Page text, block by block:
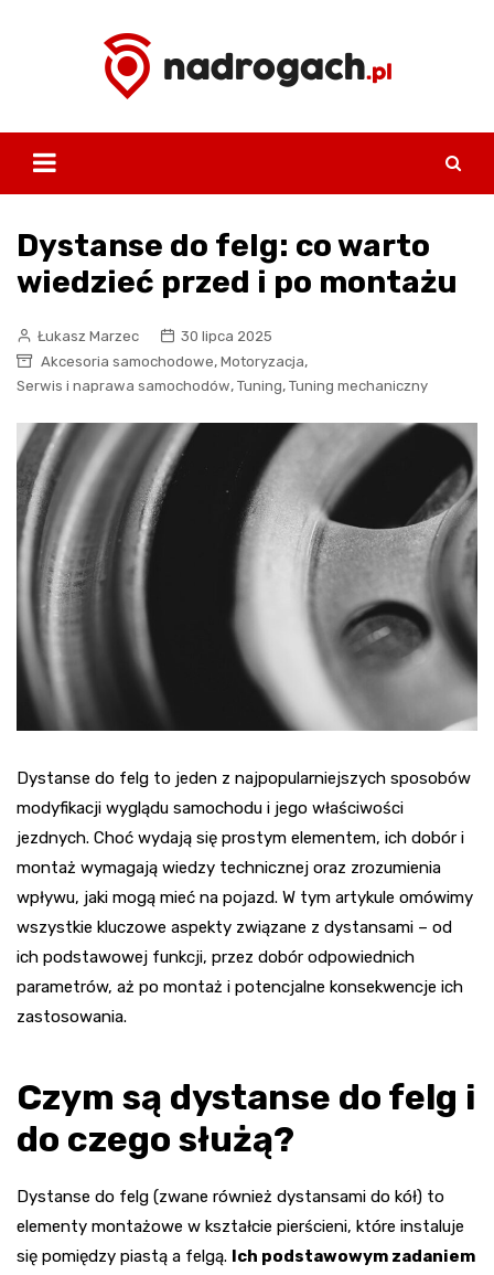
Dystanse do felg: co warto
wiedzieć przed i po montażu
Łukasz Marzec
30 lipca 2025
Akcesoria samochodowe, Motoryzacja,
Serwis i naprawa samochodów, Tuning, Tuning mechaniczny
Dystanse do felg to jeden z najpopularniejszych sposobów
modyfikacji wyglądu samochodu i jego właściwości
jezdnych. Choć wydają się prostym elementem, ich dobór i
montaż wymagają wiedzy technicznej oraz zrozumienia
wpływu, jaki mogą mieć na pojazd. W tym artykule omówimy
wszystkie kluczowe aspekty związane z dystansami – od
ich podstawowej funkcji, przez dobór odpowiednich
parametrów, aż po montaż i potencjalne konsekwencje ich
zastosowania.
Czym są dystanse do felg i
do czego służą?
Dystanse do felg (zwane również dystansami do kół) to
elementy montażowe w kształcie pierścieni, które instaluje
się pomiędzy piastą a felgą. Ich podstawowym zadaniem